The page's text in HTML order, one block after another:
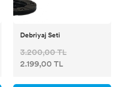
Debriyaj Seti
3.200,00 TL
2.199,00 TL